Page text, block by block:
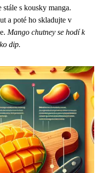
s kousky manga.
a poté ho skladujte v
Mango chutney se hodí k
dip.